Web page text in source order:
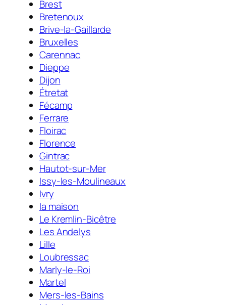
Brest
Bretenoux
Brive-la-Gaillarde
Bruxelles
Carennac
Dieppe
Dijon
Étretat
Fécamp
Ferrare
Floirac
Florence
Gintrac
Hautot-sur-Mer
Issy-les-Moulineaux
Ivry
la maison
Le Kremlin-Bicêtre
Les Andelys
Lille
Loubressac
Marly-le-Roi
Martel
Mers-les-Bains